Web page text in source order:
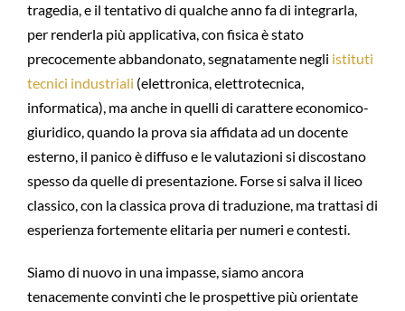
tragedia, e il tentativo di qualche anno fa di integrarla,
per renderla più applicativa, con fisica è stato
precocemente abbandonato, segnatamente negli istituti
tecnici industriali (elettronica, elettrotecnica,
informatica), ma anche in quelli di carattere economico-
giuridico, quando la prova sia affidata ad un docente
esterno, il panico è diffuso e le valutazioni si discostano
spesso da quelle di presentazione. Forse si salva il liceo
classico, con la classica prova di traduzione, ma trattasi di
esperienza fortemente elitaria per numeri e contesti.
Siamo di nuovo in una impasse, siamo ancora
tenacemente convinti che le prospettive più orientate